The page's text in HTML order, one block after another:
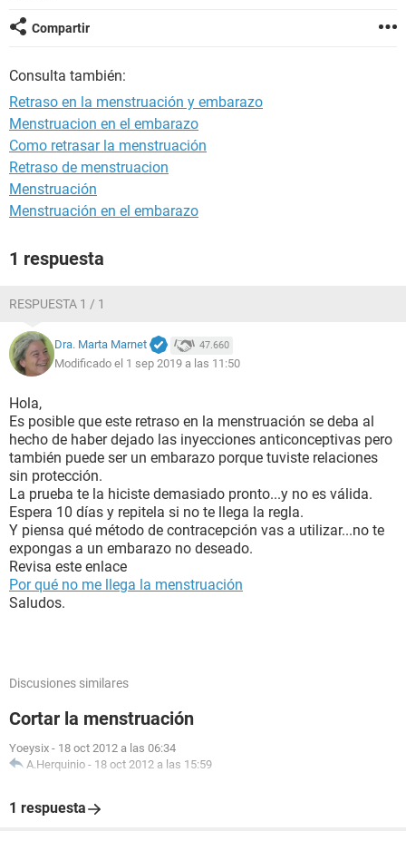
Compartir
Consulta también:
Retraso en la menstruación y embarazo
Menstruacion en el embarazo
Como retrasar la menstruación
Retraso de menstruacion
Menstruación
Menstruación en el embarazo
1 respuesta
RESPUESTA 1 / 1
Dra. Marta Marnet 47.660
Modificado el 1 sep 2019 a las 11:50
Hola,
Es posible que este retraso en la menstruación se deba al
hecho de haber dejado las inyecciones anticonceptivas pero
también puede ser un embarazo porque tuviste relaciones
sin protección.
La prueba te la hiciste demasiado pronto...y no es válida.
Espera 10 días y repitela si no te llega la regla.
Y piensa qué método de contracepción vas a utilizar...no te
expongas a un embarazo no deseado.
Revisa este enlace
Por qué no me llega la menstruación
Saludos.
Discusiones similares
Cortar la menstruación
Yoeysix - 18 oct 2012 a las 06:34
A.Herquinio - 18 oct 2012 a las 15:59
1 respuesta